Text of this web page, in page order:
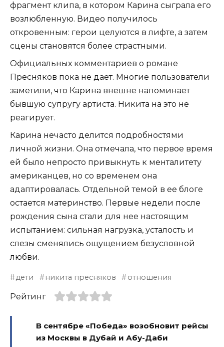
фрагмент клипа, в котором Карина сыграла его
возлюбленную. Видео получилось
откровенным: герои целуются в лифте, а затем
сцены становятся более страстными.
Официальных комментариев о романе
Пресняков пока не дает. Многие пользователи
заметили, что Карина внешне напоминает
бывшую супругу артиста. Никита на это не
реагирует.
Карина нечасто делится подробностями
личной жизни. Она отмечала, что первое время
ей было непросто привыкнуть к менталитету
американцев, но со временем она
адаптировалась. Отдельной темой в ее блоге
остается материнство. Первые недели после
рождения сына стали для нее настоящим
испытанием: сильная нагрузка, усталость и
слезы сменялись ощущением безусловной
любви.
дети никита пресняков отношения
Рейтинг
В сентябре «Победа» возобновит рейсы
из Москвы в Дубай и Абу-Даби